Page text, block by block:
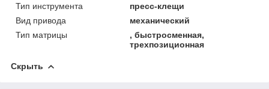
Тип инструмента
пресс-клещи
Вид привода
механический
Тип матрицы
, быстросменная,
трехпозиционная
Скрыть